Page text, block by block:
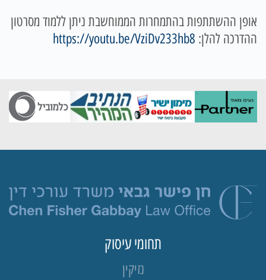
אופן ההשתתפות בהתמחרות הממוחשבת ניתן ללמוד מסרטון
ההדרכה להלן: https://youtu.be/VziDv233hb8
תחומי עיסוק
נזיקין